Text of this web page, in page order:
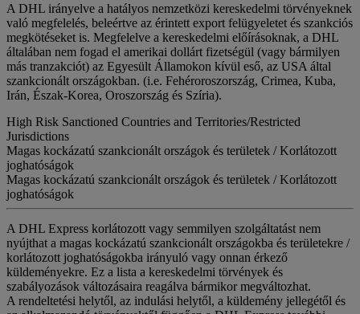
A DHL irányelve a hatályos nemzetközi kereskedelmi törvényeknek
való megfelelés, beleértve az érintett export felügyeletet és szankciós
megkötéseket is. Megfelelve a kereskedelmi előírásoknak, a DHL
általában nem fogad el amerikai dollárt fizetségül (vagy bármilyen
más tranzakciót) az Egyesült Államokon kívül eső, az USA által
szankcionált országokban. (i.e. Fehéroroszország, Crimea, Kuba,
Irán, Észak-Korea, Oroszország és Szíria).
High Risk Sanctioned Countries and Territories/Restricted
Jurisdictions
Magas kockázatú szankcionált országok és területek / Korlátozott
joghatóságok
Magas kockázatú szankcionált országok és területek / Korlátozott
joghatóságok
A DHL Express korlátozott vagy semmilyen szolgáltatást nem
nyújthat a magas kockázatú szankcionált országokba és területekre /
korlátozott joghatóságokba irányuló vagy onnan érkező
küldeményekre. Ez a lista a kereskedelmi törvények és
szabályozások változásaira reagálva bármikor megváltozhat.
A rendeltetési helytől, az indulási helytől, a küldemény jellegétől és